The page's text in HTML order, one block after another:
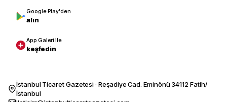
Google Play'den
alın
App Galeri ile
keşfedin
İstanbul Ticaret Gazetesi · Reşadiye Cad. Eminönü 34112 Fatih/
İstanbul